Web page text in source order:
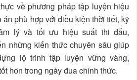
về phương pháp tập luyện hiệu
án phù hợp với điều kiện thời tiết, kỹ
lý và tối ưu hiệu suất thi đấu,
những kiến thức chuyên sâu giúp
lộ trình tập luyện vững vàng,
hơn trong ngày đua chính thức.